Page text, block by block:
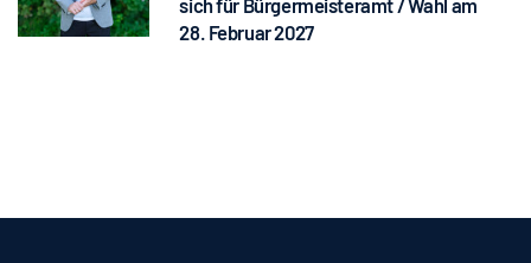
sich für Bürgermeisteramt / Wahl am
28. Februar 2027